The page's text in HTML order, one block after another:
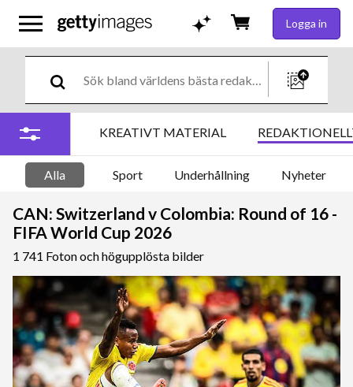
Logga in
KREATIVT MATERIAL
Alla Sport Underhållning Nyheter
CAN: Switzerland v Colombia: Round of 16 -
FIFA World Cup 2026
1 741 Foton och högupplösta bilder